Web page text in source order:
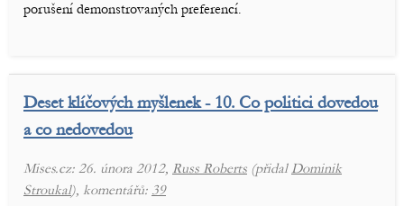
porušení demonstrovaných preferencí.
Deset klíčových myšlenek - 10. Co politici dovedou
a co nedovedou
Mises.cz: 26. února 2012, Russ Roberts (přidalDominik
Stroukal), komentářů: 39